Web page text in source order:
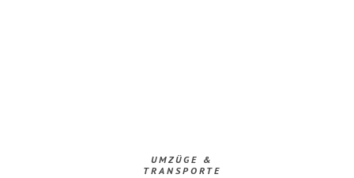
UMZÜGE &
TRANSPORTE